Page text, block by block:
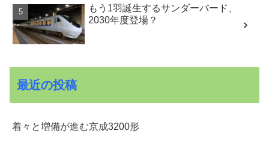
もう1羽誕生するサンダーバード、
2030年度登場？
最近の投稿
着々と増備が進む京成3200形